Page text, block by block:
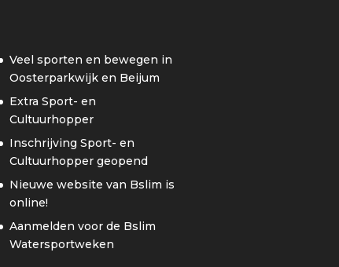
Veel sporten en bewegen in
Oosterparkwijk en Beijum
Extra Sport- en
Cultuurhopper
Inschrijving Sport- en
Cultuurhopper geopend
Nieuwe website van Bslim is
online!
Aanmelden voor de Bslim
Watersportweken